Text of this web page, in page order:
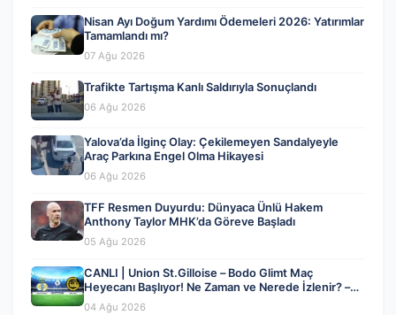
Nisan Ayı Doğum Yardımı Ödemeleri 2026: Yatırımlar
Tamamlandı mı?
07 Ağu 2026
Trafikte Tartışma Kanlı Saldırıyla Sonuçlandı
06 Ağu 2026
Yalova’da İlginç Olay: Çekilemeyen Sandalyeyle
Araç Parkına Engel Olma Hikayesi
06 Ağu 2026
TFF Resmen Duyurdu: Dünyaca Ünlü Hakem
Anthony Taylor MHK’da Göreve Başladı
05 Ağu 2026
CANLI | Union St.Gilloise – Bodo Glimt Maç
Heyecanı Başlıyor! Ne Zaman ve Nerede İzlenir? –
04 Ağustos 2026
04 Ağu 2026